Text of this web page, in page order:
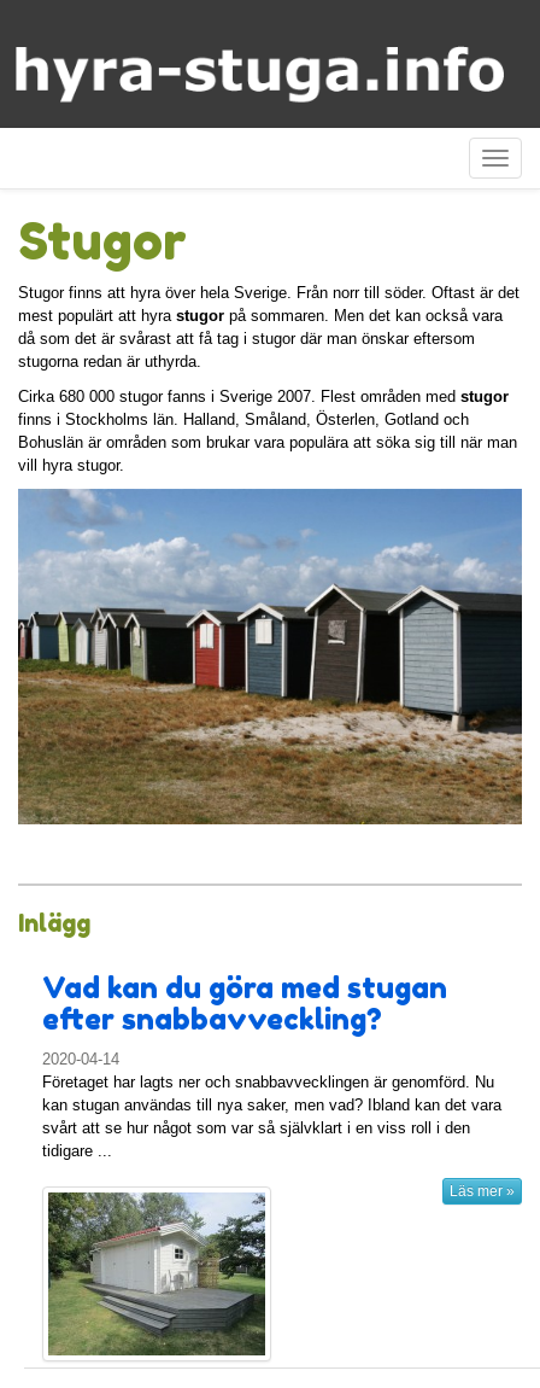
Visa
meny
Stugor
Stugor finns att hyra över hela Sverige. Från norr till söder. Oftast är det
mest populärt att hyra stugor på sommaren. Men det kan också vara
då som det är svårast att få tag i stugor där man önskar eftersom
stugorna redan är uthyrda.
Cirka 680 000 stugor fanns i Sverige 2007. Flest områden med stugor
finns i Stockholms län. Halland, Småland, Österlen, Gotland och
Bohuslän är områden som brukar vara populära att söka sig till när man
vill hyra stugor.
Inlägg
Vad kan du göra med stugan
efter snabbavveckling?
2020-04-14
Företaget har lagts ner och snabbavvecklingen är genomförd. Nu
kan stugan användas till nya saker, men vad? Ibland kan det vara
svårt att se hur något som var så självklart i en viss roll i den
tidigare ...
Läs mer »